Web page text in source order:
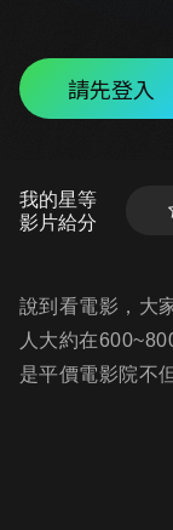
請先登入
我的星等
影片給分
說到看電影，大
人大約在
是平價電影院不